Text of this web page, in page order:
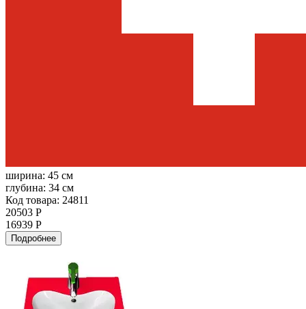
ширина: 45 см
глубина: 34 см
Код товара: 24811
20503 Р
16939 Р
Подробнее